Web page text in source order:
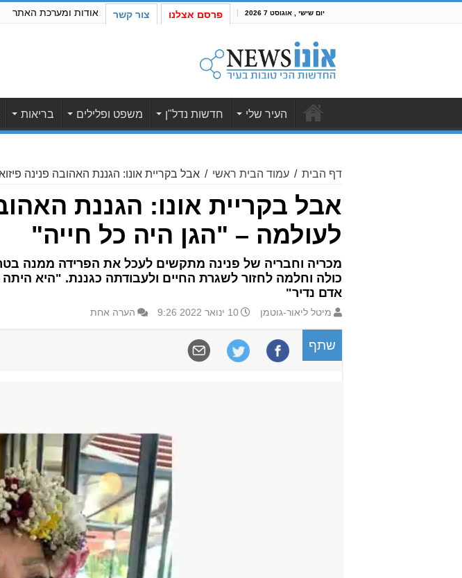
יום שישי , אוגוסט 7 2026 פרסם אצלנו צור קשר אודות ומערכת האתר
העיר שלי חדשות נדל"ן משפט ופלילים בריאות
דף הבית / עמוד הבית ראשי / אבל בקריית אונו: הגננת האהובה פנינה
אבל בקריית אונו: הגננת
לעולמה – "הגן היה כל חייה"
מכריה וחבריה של פנינה מתקשים לעכל את הפרידה ממנה
כולה וחלמה לחזור לשגרת החיים ולעבודתה כגננת. "היא
אדם נדיר"
מיטל ליאור-גוטמן 10 ינואר 2022 9:26 הערה אחת
שתף